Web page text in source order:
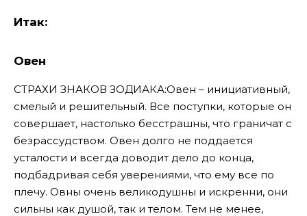
Итак:
Овен
СТРАХИ ЗНАКОВ ЗОДИАКА:Овен – инициативный,
смелый и решительный. Все поступки, которые он
совершает, настолько бесстрашны, что граничат с
безрассудством. Овен долго не поддается
усталости и всегда доводит дело до конца,
подбадривая себя уверениями, что ему все по
плечу. Овны очень великодушны и искренни, они
сильны как душой, так и телом. Тем не менее,